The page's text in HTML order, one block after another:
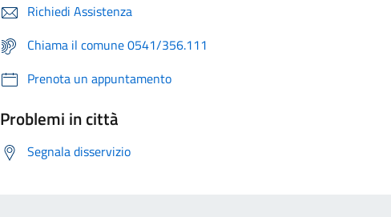
Richiedi Assistenza
Chiama il comune 0541/356.111
Prenota un appuntamento
Problemi in città
Segnala disservizio